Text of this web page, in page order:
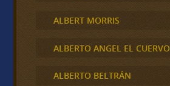
ALBERT MORRIS
ALBERTO ANGEL EL CUERVO
ALBERTO BELTRÁN